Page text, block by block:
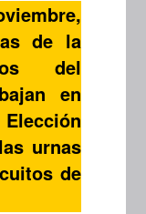
de la
del
en
urnas
de